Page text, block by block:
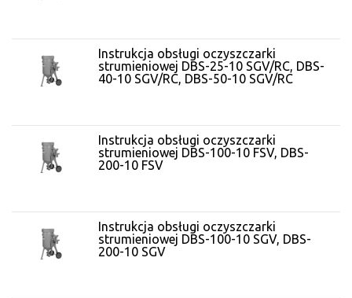
Instrukcja obsługi oczyszczarki
strumieniowej DBS-25-10 SGV/RC, DBS-
40-10 SGV/RC, DBS-50-10 SGV/RC
Instrukcja obsługi oczyszczarki
strumieniowej DBS-100-10 FSV, DBS-
200-10 FSV
Instrukcja obsługi oczyszczarki
strumieniowej DBS-100-10 SGV, DBS-
200-10 SGV